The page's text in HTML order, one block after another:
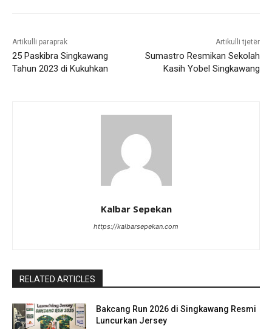
Artikulli paraprak
25 Paskibra Singkawang
Tahun 2023 di Kukuhkan
Artikulli tjetër
Sumastro Resmikan Sekolah
Kasih Yobel Singkawang
Kalbar Sepekan
https://kalbarsepekan.com
RELATED ARTICLES
Bakcang Run 2026 di Singkawang Resmi
Luncurkan Jersey